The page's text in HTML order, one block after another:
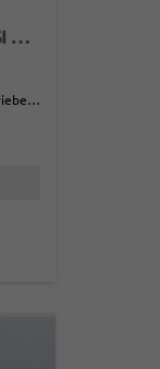
BLACK EDITION/SILVER EDITION 1.5 TSI 150PS/110KW DSG 2025 +BLACK PAKET+19"ALU+MATRIX+PANO
Doppelkupplungsgetriebe (DSG)